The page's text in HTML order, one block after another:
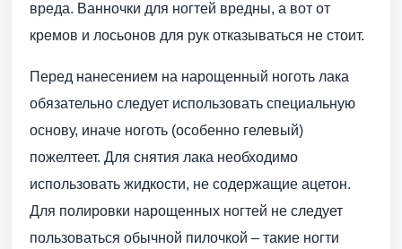
вреда. Ванночки для ногтей вредны, а вот от
кремов и лосьонов для рук отказываться не стоит.
Перед нанесением на нарощенный ноготь лака
обязательно следует использовать специальную
основу, иначе ноготь (особенно гелевый)
пожелтеет. Для снятия лака необходимо
использовать жидкости, не содержащие ацетон.
Для полировки нарощенных ногтей не следует
пользоваться обычной пилочкой – такие ногти